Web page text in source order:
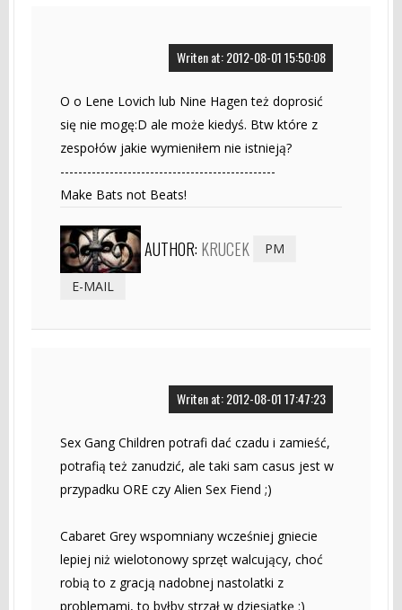
Writen at: 2012-08-01 15:50:08
O o Lene Lovich lub Nine Hagen też doprosić
się nie mogę:D ale może kiedyś. Btw które z
zespołów jakie wymieniłem nie istnieją?
------------------------------------------------
Make Bats not Beats!
AUTHOR: KRUCEK PM
E-MAIL
Writen at: 2012-08-01 17:47:23
Sex Gang Children potrafi dać czadu i zamieść,
potrafią też zanudzić, ale taki sam casus jest w
przypadku ORE czy Alien Sex Fiend ;)
Cabaret Grey wspomniany wcześniej gniecie
lepiej niż wielotonowy sprzęt walcujący, choć
robią to z gracją nadobnej nastolatki z
problemami, to byłby strzał w dziesiątkę :)